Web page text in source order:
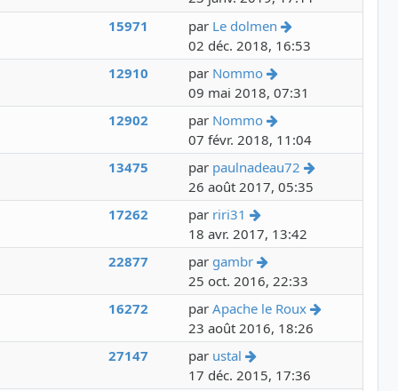
15971 par Le dolmen
Voir le dernier
02 déc. 2018, 16:53
12910 par Nommo
Voir le dernier
09 mai 2018, 07:31
12902 par Nommo
Voir le dernier
07 févr. 2018, 11:04
13475 par paulnadeau72
Voir le
26 août 2017, 05:35
17262 par riri31
Voir le dernier
18 avr. 2017, 13:42
22877 par gambr
Voir le dernier
25 oct. 2016, 22:33
16272 parApache le Roux
Voir le
23 août 2016, 18:26
27147 par ustal
Voir le dernier
17 déc. 2015, 17:36